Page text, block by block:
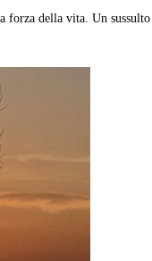
della vita. Un sussulto